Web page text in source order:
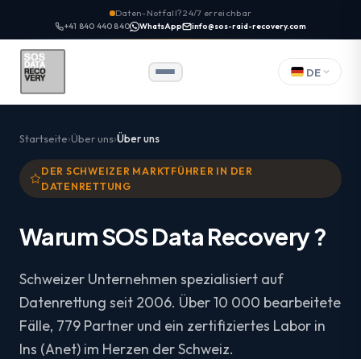
Daten-Notfall? 24/7 erreichbar
+41 840 440 840 WhatsApp info@sos-raid-recovery.com
DE
Startseite Über uns Über uns
DER SCHWEIZER MARKTFÜHRER IN DER
DATENRETTUNG
Warum SOS Data Recovery ?
Schweizer Unternehmen spezialisiert auf
Datenrettung seit 2006. Über 10 000 bearbeitete
Fälle, 779 Partner und ein zertifiziertes Labor in
Ins (Anet) im Herzen der Schweiz.